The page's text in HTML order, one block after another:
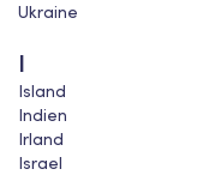
Ukraine
I
Island
Indien
Irland
Israel